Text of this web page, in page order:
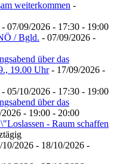
weiterkommen -
- 07/09/2026 - 17:30 - 19:00
/ Bgld. - 07/09/2026 -
über das
19.00 Uhr- 17/09/2026 -
- 05/10/2026 - 17:30 - 19:00
über das
- 19:00 - 20:00
- Raum schaffen
10/2026 - 18/10/2026 -